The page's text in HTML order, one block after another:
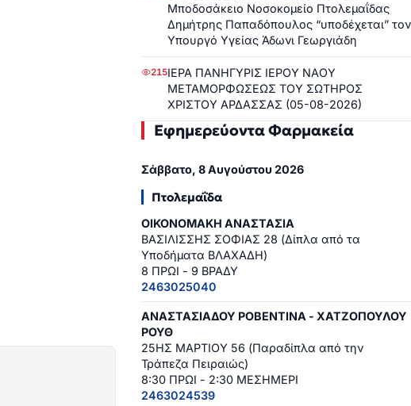
Μποδοσάκειο Νοσοκομείο Πτολεμαΐδας
Δημήτρης Παπαδόπουλος “υποδέχεται” τον
Υπουργό Υγείας Άδωνι Γεωργιάδη
215ΙΕΡΑ ΠΑΝΗΓΥΡΙΣ ΙΕΡΟΥ ΝΑΟΥ
ΜΕΤΑΜΟΡΦΩΣΕΩΣ ΤΟΥ ΣΩΤΗΡΟΣ
ΧΡΙΣΤΟΥ ΑΡΔΑΣΣΑΣ (05-08-2026)
Εφημερεύοντα Φαρμακεία
Σάββατο, 8 Αυγούστου 2026
Πτολεμαΐδα
ΟΙΚΟΝΟΜΑΚΗ ΑΝΑΣΤΑΣΙΑ
ΒΑΣΙΛΙΣΣΗΣ ΣΟΦΙΑΣ 28 (Δίπλα από τα
Υποδήματα ΒΛΑΧΑΔΗ)
8 ΠΡΩΙ - 9 ΒΡΑΔΥ
2463025040
ΑΝΑΣΤΑΣΙΑΔΟΥ ΡΟΒΕΝΤΙΝΑ - ΧΑΤΖΟΠΟΥΛΟΥ
ΡΟΥΘ
25ΗΣ ΜΑΡΤΙΟΥ 56 (Παραδίπλα από την
Τράπεζα Πειραιώς)
8:30 ΠΡΩΙ - 2:30 ΜΕΣΗΜΕΡΙ
2463024539